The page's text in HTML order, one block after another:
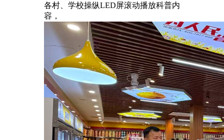
各村、学校操纵LED屏滚动播放科普内
容，